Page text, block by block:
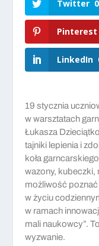
Twitter 0
Pinterest
LinkedIn
19 stycznia
w warsztatach
Łukasza
tajniki lepienia i
koła
wazony,
możliwość poznać
w życiu
w ramach
mali naukowcy”.
wyzwanie.